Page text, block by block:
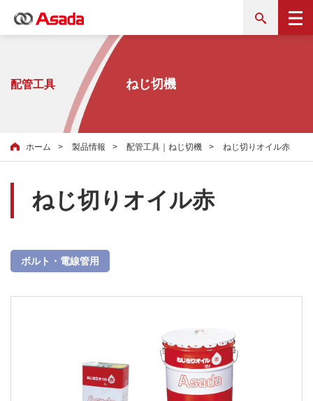
配管工具 ねじ切機
ホーム 製品情報 配管工具｜ねじ切機 ねじ切りオイル赤
ねじ切りオイル赤
ボルト・電線管用